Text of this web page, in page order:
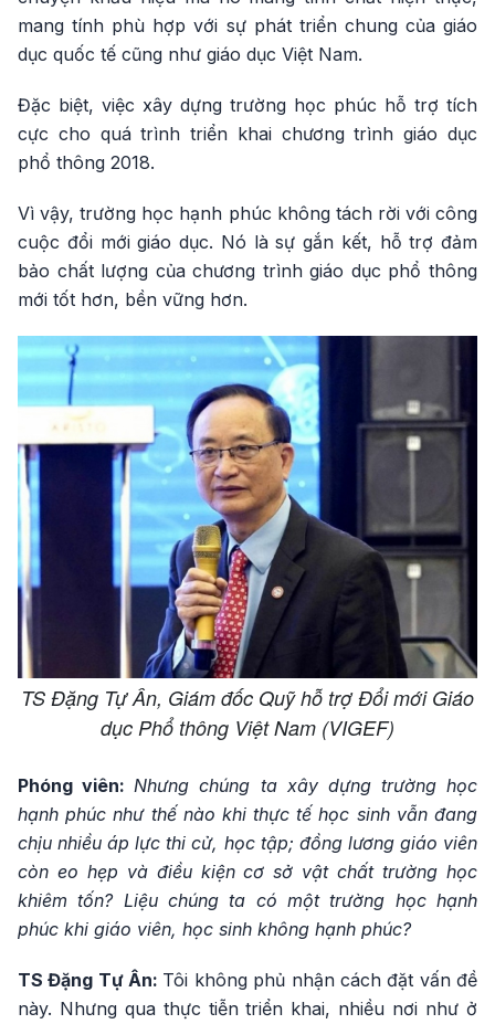
mang tính phù hợp với sự phát triển chung của giáo
dục quốc tế cũng như giáo dục Việt Nam.
Đặc biệt, việc xây dựng trường học phúc hỗ trợ tích
cực cho quá trình triển khai chương trình giáo dục
phổ thông 2018.
Vì vậy, trường học hạnh phúc không tách rời với công
cuộc đổi mới giáo dục. Nó là sự gắn kết, hỗ trợ đảm
bảo chất lượng của chương trình giáo dục phổ thông
mới tốt hơn, bền vững hơn.
TS Đặng Tự Ân, Giám đốc Quỹ hỗ trợ Đổi mới Giáo
dục Phổ thông Việt Nam (VIGEF)
Phóng viên: Nhưng chúng ta xây dựng trường học
hạnh phúc như thế nào khi thực tế học sinh vẫn đang
chịu nhiều áp lực thi cử, học tập; đồng lương giáo viên
còn eo hẹp và điều kiện cơ sở vật chất trường học
khiêm tốn? Liệu chúng ta có một trường học hạnh
phúc khi giáo viên, học sinh không hạnh phúc?
TS Đặng Tự Ân: Tôi không phủ nhận cách đặt vấn đề
này. Nhưng qua thực tiễn triển khai, nhiều nơi như ở